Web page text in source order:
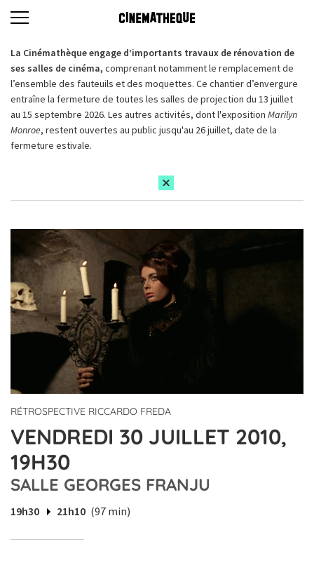
La Cinémathèque engage d’importants travaux de rénovation de
ses salles de cinéma, comprenant notamment le remplacement de
l’ensemble des fauteuils et des moquettes. Ce chantier d’envergure
entraîne la fermeture de toutes les salles de projection du 13 juillet
au 15 septembre 2026. Les autres activités, dont l'exposition Marilyn
Monroe, restent ouvertes au public jusqu'au 26 juillet, date de la
fermeture estivale.
RÉTROSPECTIVE RICCARDO FREDA
VENDREDI 30 JUILLET 2010,
19H30
SALLE GEORGES FRANJU
19h30 21h10 (97 min)